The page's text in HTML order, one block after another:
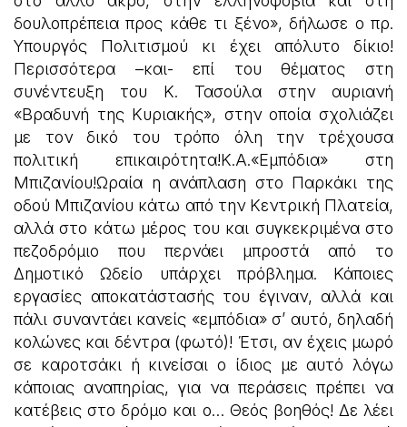
δουλοπρέπεια προς κάθε τι ξένο», δήλωσε ο πρ.
Υπουργός Πολιτισμού κι έχει απόλυτο δίκιο!
Περισσότερα –και- επί του θέματος στη
συνέντευξη του Κ. Τασούλα στην αυριανή
«Βραδυνή της Κυριακής», στην οποία σχολιάζει
με τον δικό του τρόπο όλη την τρέχουσα
πολιτική επικαιρότητα!Κ.Α.«Εμπόδια» στη
Μπιζανίου!Ωραία η ανάπλαση στο Παρκάκι της
οδού Μπιζανίου κάτω από την Κεντρική Πλατεία,
αλλά στο κάτω μέρος του και συγκεκριμένα στο
πεζοδρόμιο που περνάει μπροστά από το
Δημοτικό Ωδείο υπάρχει πρόβλημα. Κάποιες
εργασίες αποκατάστασής του έγιναν, αλλά και
πάλι συναντάει κανείς «εμπόδια» σ’ αυτό, δηλαδή
κολώνες και δέντρα (φωτό)! Έτσι, αν έχεις μωρό
σε καροτσάκι ή κινείσαι ο ίδιος με αυτό λόγω
κάποιας αναπηρίας, για να περάσεις πρέπει να
κατέβεις στο δρόμο και ο… Θεός βοηθός! Δε λέει